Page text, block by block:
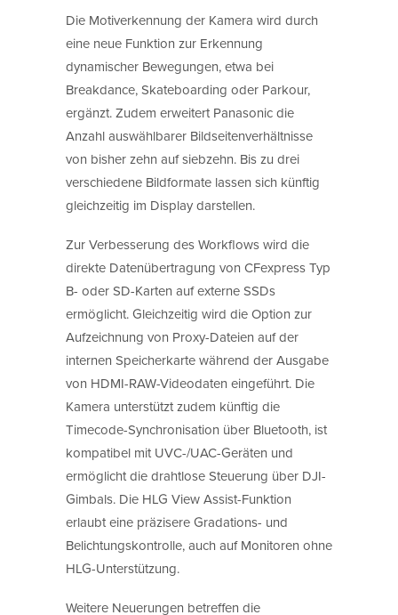
Die Motiverkennung der Kamera wird durch
eine neue Funktion zur Erkennung
dynamischer Bewegungen, etwa bei
Breakdance, Skateboarding oder Parkour,
ergänzt. Zudem erweitert Panasonic die
Anzahl auswählbarer Bildseitenverhältnisse
von bisher zehn auf siebzehn. Bis zu drei
verschiedene Bildformate lassen sich künftig
gleichzeitig im Display darstellen.
Zur Verbesserung des Workflows wird die
direkte Datenübertragung von CFexpress Typ
B- oder SD-Karten auf externe SSDs
ermöglicht. Gleichzeitig wird die Option zur
Aufzeichnung von Proxy-Dateien auf der
internen Speicherkarte während der Ausgabe
von HDMI-RAW-Videodaten eingeführt. Die
Kamera unterstützt zudem künftig die
Timecode-Synchronisation über Bluetooth, ist
kompatibel mit UVC-/UAC-Geräten und
ermöglicht die drahtlose Steuerung über DJI-
Gimbals. Die HLG View Assist-Funktion
erlaubt eine präzisere Gradations- und
Belichtungskontrolle, auch auf Monitoren ohne
HLG-Unterstützung.
Weitere Neuerungen betreffen die